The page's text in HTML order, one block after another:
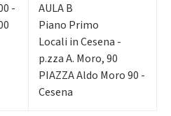
-
AULA B
Piano Primo
Locali in Cesena -
p.zza A. Moro, 90
PIAZZA Aldo Moro 90 -
Cesena